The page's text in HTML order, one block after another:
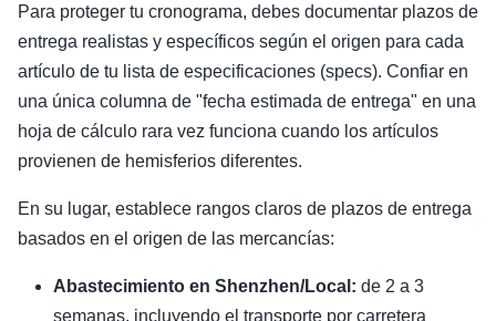
Para proteger tu cronograma, debes documentar plazos de
entrega realistas y específicos según el origen para cada
artículo de tu lista de especificaciones (specs). Confiar en
una única columna de "fecha estimada de entrega" en una
hoja de cálculo rara vez funciona cuando los artículos
provienen de hemisferios diferentes.
En su lugar, establece rangos claros de plazos de entrega
basados en el origen de las mercancías:
Abastecimiento en Shenzhen/Local: de 2 a 3
semanas, incluyendo el transporte por carretera